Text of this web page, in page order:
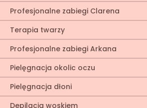
Profesjonalne zabiegi Clarena
Terapia twarzy
Profesjonalne zabiegi Arkana
Pielęgnacja okolic oczu
Pielęgnacja dłoni
Depilacja woskiem